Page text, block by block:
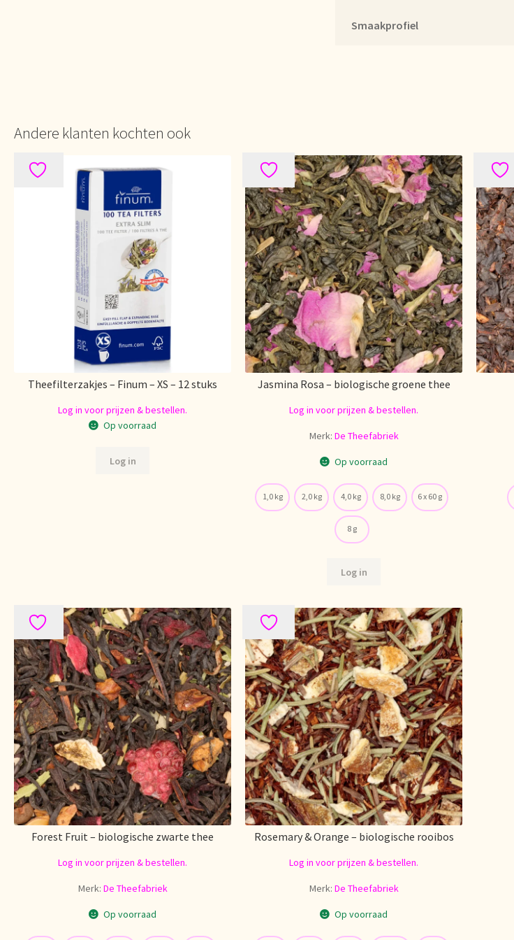
Smaakprofiel
Andere klanten kochten ook
Theefilterzakjes – Finum – XS – 12 stuks
Log in voor prijzen & bestellen.
Op voorraad
Log in
Jasmina Rosa – biologische groene thee
Log in voor prijzen & bestellen.
Merk: De Theefabriek
Op voorraad
1,0 kg 2,0 kg 4,0 kg 8,0 kg 6 x 60 g
8 g
Log in
Forest Fruit – biologische zwarte thee
Log in voor prijzen & bestellen.
Merk: De Theefabriek
Op voorraad
Rosemary & Orange – biologische rooibos
Log in voor prijzen & bestellen.
Merk: De Theefabriek
Op voorraad